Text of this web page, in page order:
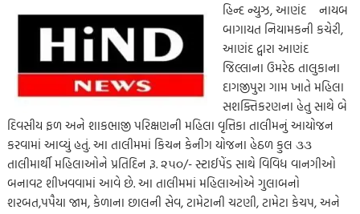
હિન્દ ન્યુઝ, આણંદ નાયબ
બાગાયત નિયામકની કચેરી,
આણંદ દ્વારા આણંદ
જિલ્લાના ઉમરેઠ તાલુકાના
દાગજીપુરા ગામ ખાતે મહિલા
સશક્તિકરણના હેતુ સાથે બે
દિવસીય ફળ અને શાકભાજી પરિક્ષણની મહિલા વૃત્તિકા તાલીમનું આયોજન
કરવામાં આવ્યું હતું. આ તાલીમમાં કિચન કેનીગ યોજના હેઠળ કુલ ૩૩
તાલીમાર્થી મહિલાઓને પ્રતિદિન રૂ. ૨૫૦/- સ્ટાઈપેંડ સાથે વિવિધ વાનગીઓ
બનાવટ શીખવવામાં આવે છે. આ તાલીમમાં મહિલાઓએ ગુલાબનો
શરબત,પપૈયા જામ, કેળાના છાલની સેવ, ટામેટાની ચટણી, ટામેટા કેચપ, અને